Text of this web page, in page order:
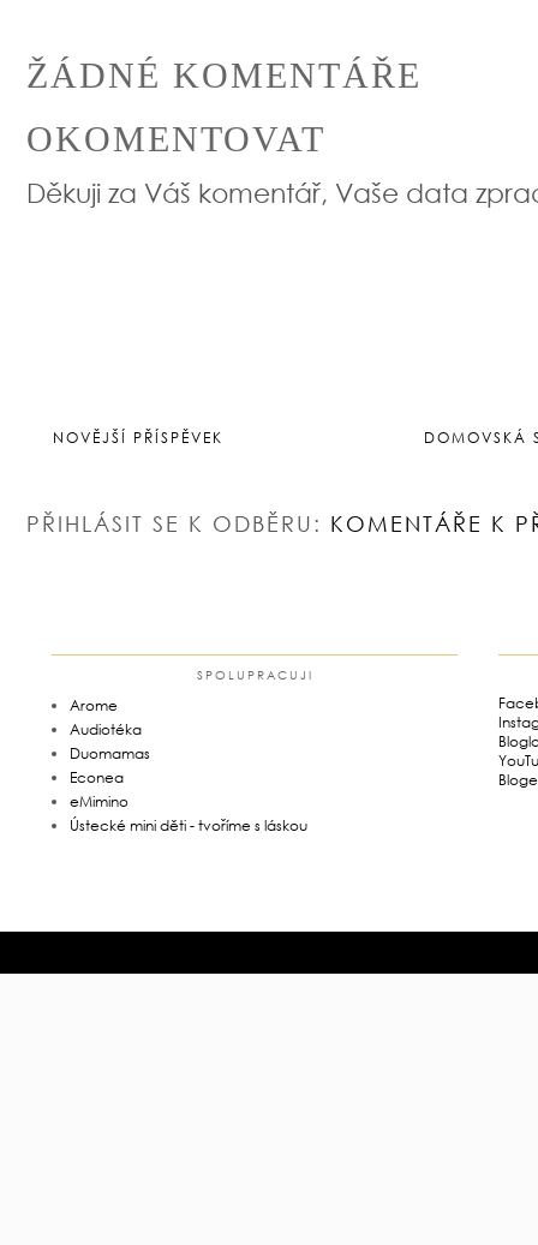
ŽÁDNÉ KOMENTÁŘE
OKOMENTOVAT
Děkuji za Váš komentář, Vaše data
NOVĚJŠÍ PŘÍSPĚVEK DOMOVSKÁ
PŘIHLÁSIT SE K ODBĚRU: KOMENTÁŘE K
SPOLUPRACUJI
Arome
Audiotéka
Duomamas
Econea
eMimino
Ústecké mini děti - tvoříme s láskou